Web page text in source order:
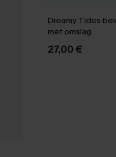
Dreamy Tides
met omslag
27,00 €